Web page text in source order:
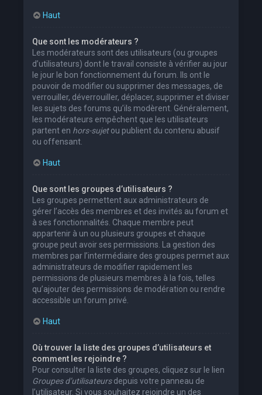
Haut
Que sont les modérateurs ?
Les modérateurs sont des utilisateurs (ou groupes
d’utilisateurs) dont le travail consiste à vérifier au jour
le jour le bon fonctionnement du forum. Ils ont le
pouvoir de modifier ou supprimer des messages, de
verrouiller, déverrouiller, déplacer, supprimer et diviser
les sujets des forums qu’ils modèrent. Généralement,
les modérateurs empêchent que les utilisateurs
partent en hors-sujetou publient du contenu abusif
ou offensant.
Haut
Que sont les groupes d’utilisateurs ?
Les groupes permettent aux administrateurs de
gérer l’accès des membres et des invités au forum et
à ses fonctionnalités. Chaque membre peut
appartenir à un ou plusieurs groupes et chaque
groupe peut avoir ses permissions. La gestion des
membres par l’intermédiaire des groupes permet aux
administrateurs de modifier rapidement les
permissions de plusieurs membres à la fois, telles
qu’ajouter des permissions de modération ou rendre
accessible un forum privé.
Haut
Où trouver la liste des groupes d’utilisateurs et
comment les rejoindre ?
Pour consulter la liste des groupes, cliquez sur le lien
Groupes d’utilisateursdepuis votre panneau de
l’utilisateur. Si vous souhaitez rejoindre un des